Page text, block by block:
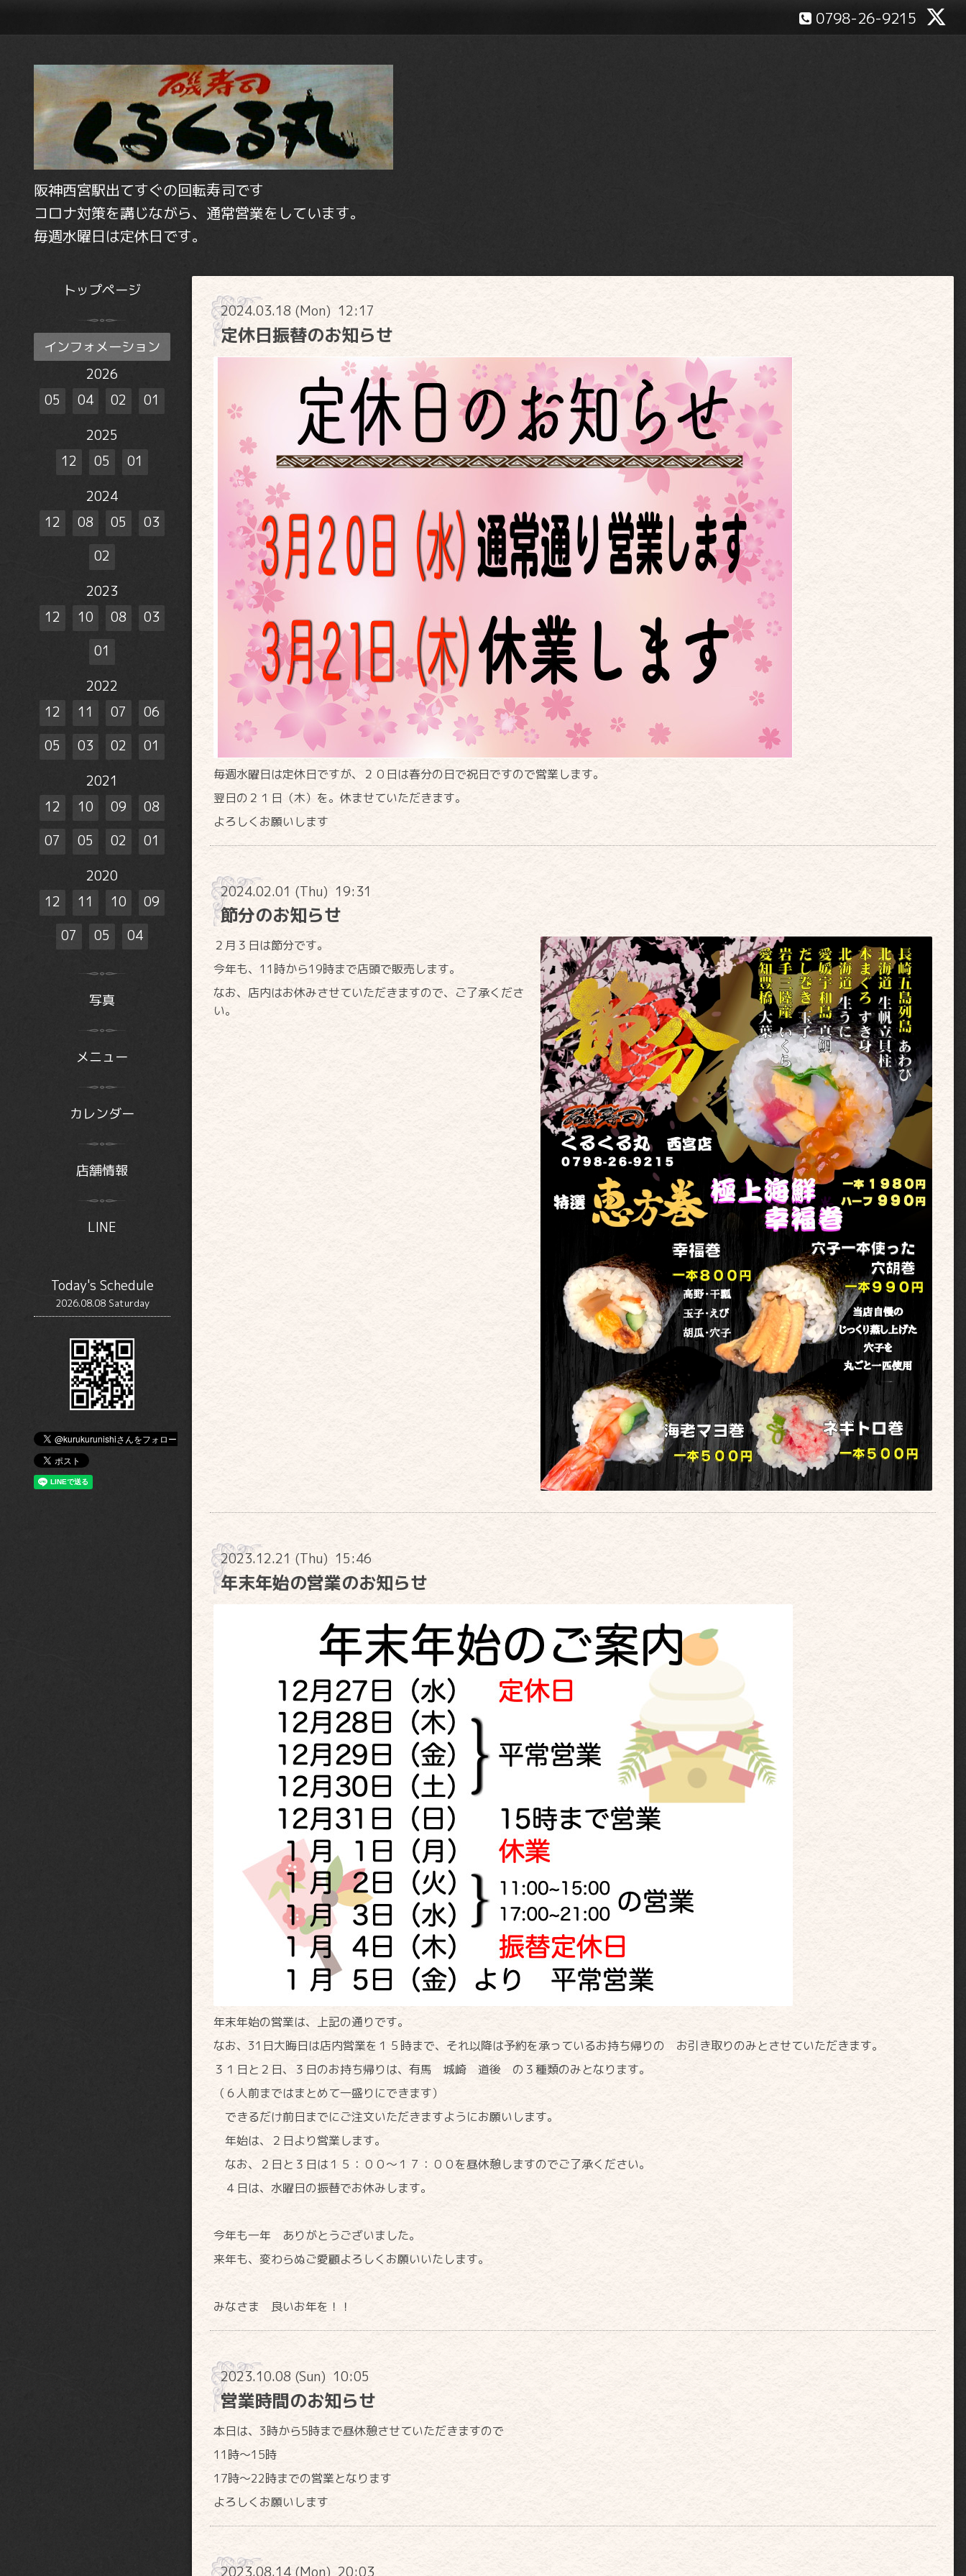
0798-26-9215
阪神西宮駅出てすぐの回転寿司です
コロナ対策を講じながら、通常営業をしています。
毎週水曜日は定休日です。
2024.03.18 (Mon) 12:17
定休日振替のお知らせ
毎週水曜日は定休日ですが、２０日は春分の日で祝日ですので営業します。
翌日の２１日（木）を。休ませていただきます。
よろしくお願いします
2024.02.01 (Thu) 19:31
節分のお知らせ
２月３日は節分です。
今年も、11時から19時まで店頭で販売します。
なお、店内はお休みさせていただきますので、ご了承くださ
い。
2023.12.21 (Thu) 15:46
年末年始の営業のお知らせ
年末年始の営業は、上記の通りです。
なお、31日大晦日は店内営業を１５時まで、それ以降は予約を承っているお持ち帰りの お引き取りのみとさせていただきます。
３１日と２日、３日のお持ち帰りは、有馬 城崎 道後 の３種類のみとなります。
（６人前まではまとめて一盛りにできます）
できるだけ前日までにご注文いただきますようにお願いします。
年始は、２日より営業します。
なお、２日と３日は１５：００〜１７：００を昼休憩しますのでご了承ください。
４日は、水曜日の振替でお休みします。
今年も一年 ありがとうございました。
来年も、変わらぬご愛顧よろしくお願いいたします。
みなさま 良いお年を！！
2023.10.08 (Sun) 10:05
営業時間のお知らせ
本日は、3時から5時まで昼休憩させていただきますので
11時〜15時
17時〜22時までの営業となります
よろしくお願いします
2023.08.14 (Mon) 20:03
トップページ
インフォメーション
2026
05
04 02
01
2025
12
05
01
2024
12
08 05
03
02
2023
12
10 08
03
01
2022
12
11 07
06
05
03 02
01
2021
12
10 09
08
07
05 02
01
2020
12
11 10
09
07
05 04
写真
メニュー
カレンダー
店舗情報
LINE
Today's Schedule
2026.08.08 Saturday